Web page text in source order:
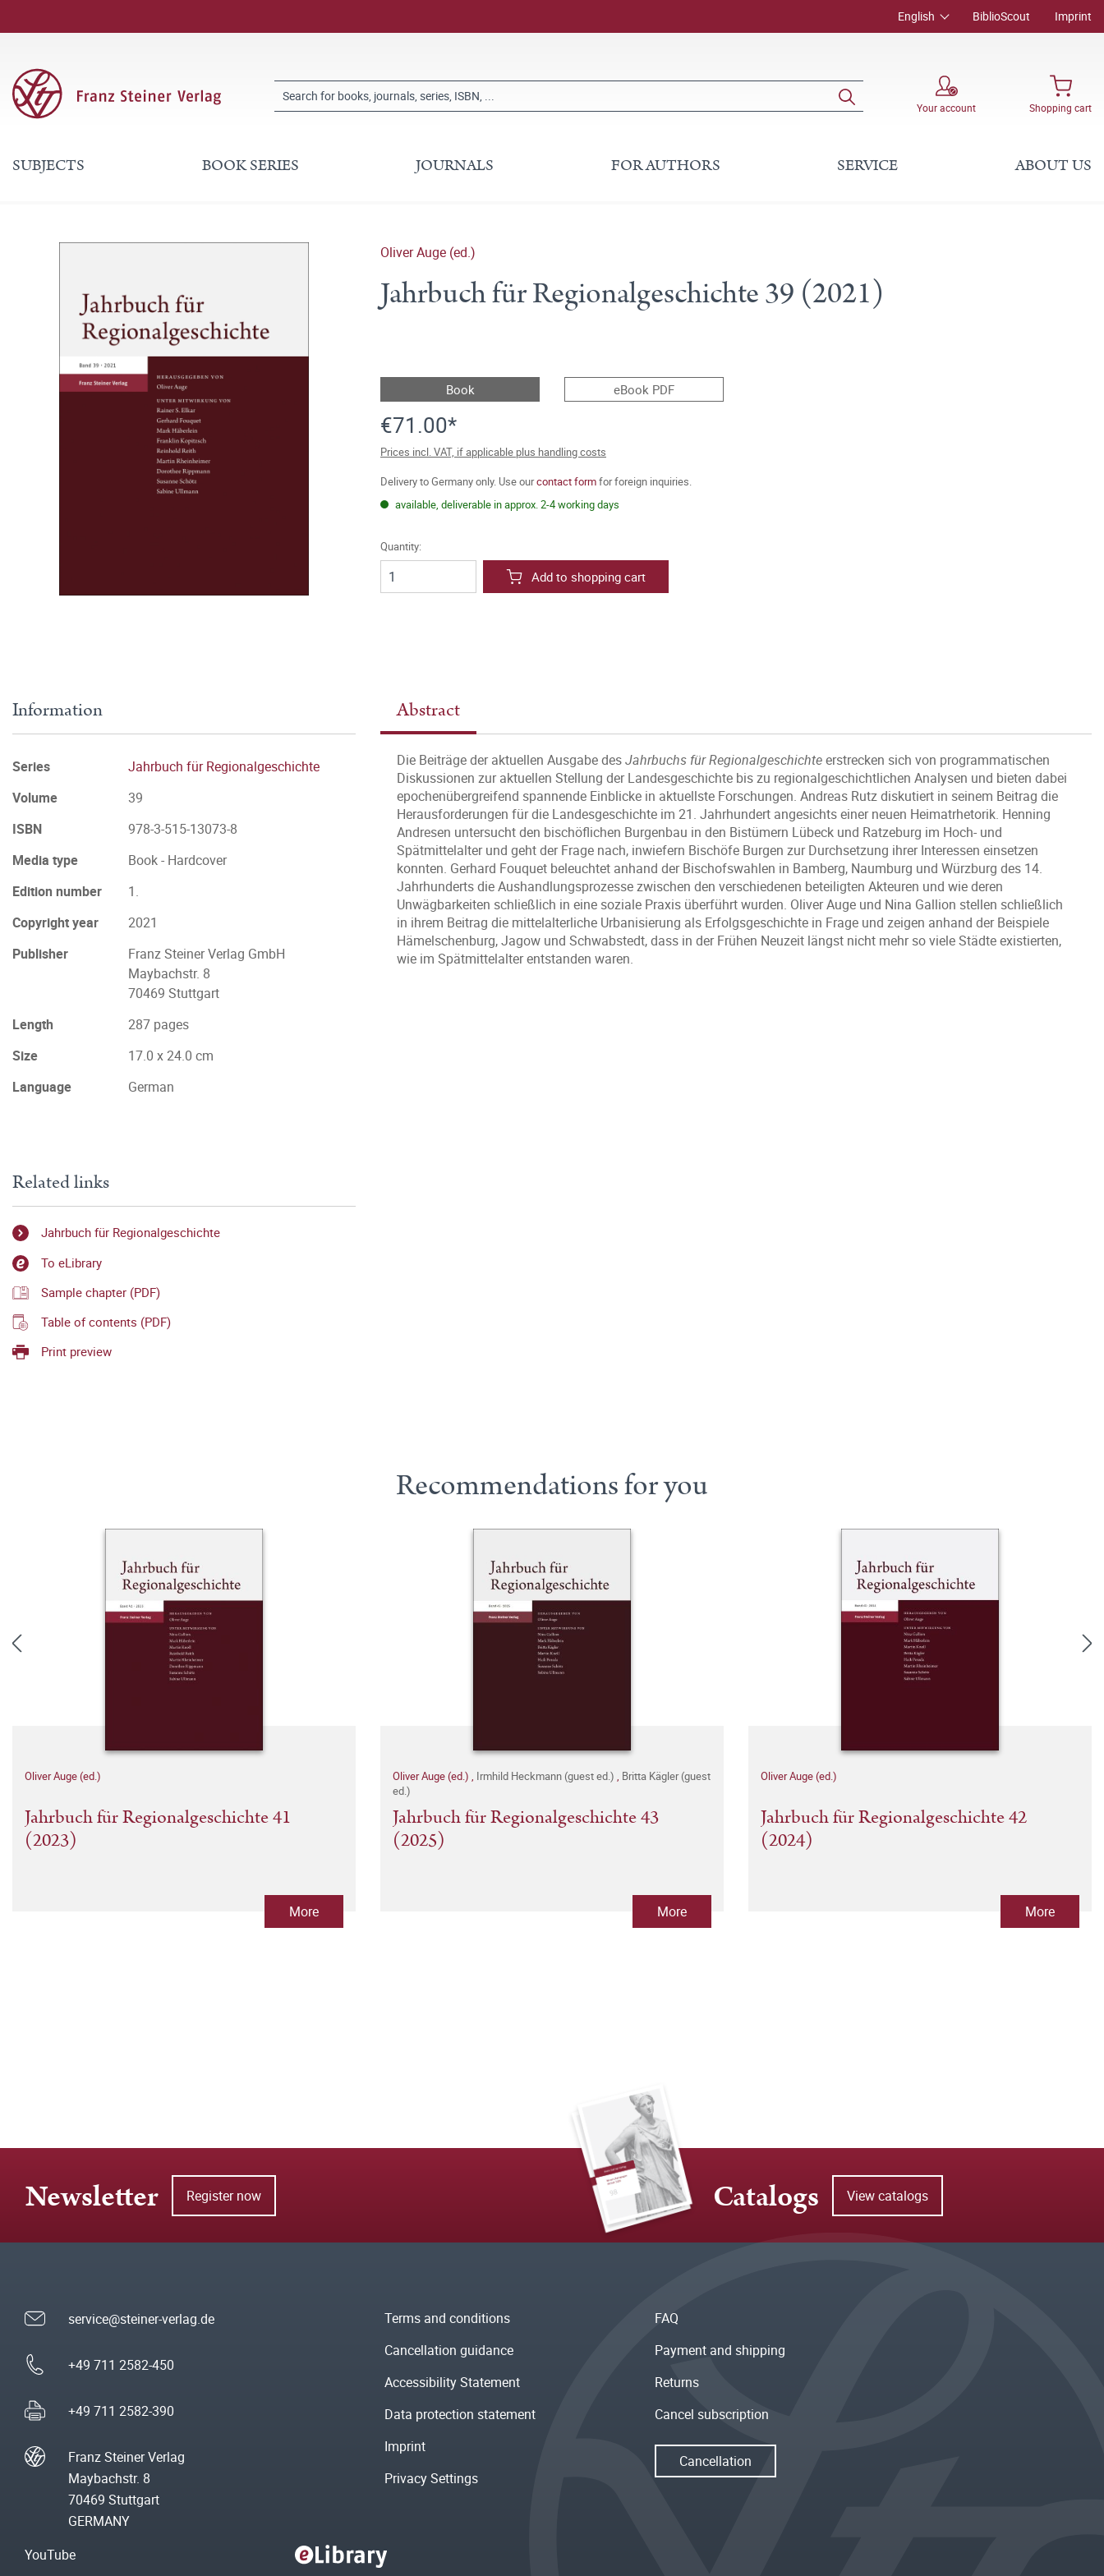
English BiblioScout Imprint
Your account Shopping cart
SUBJECTS BOOK SERIES JOURNALS FOR AUTHORS SERVICE ABOUT US
Oliver Auge (ed.)
Jahrbuch für Regionalgeschichte 39 (2021)
Book eBook PDF
€71.00*
Prices incl. VAT, if applicable plus handling costs
Delivery to Germany only. Use ourcontact formfor foreign inquiries.
available, deliverable in approx. 2-4 working days
Quantity:
Add to shopping cart
Abstract
Die Beiträge der aktuellen Ausgabe desJahrbuchs für Regionalgeschichteerstrecken sich von programmatischen
Diskussionen zur aktuellen Stellung der Landesgeschichte bis zu regionalgeschichtlichen Analysen und bieten dabei
epochenübergreifend spannende Einblicke in aktuellste Forschungen. Andreas Rutz diskutiert in seinem Beitrag die
Herausforderungen für die Landesgeschichte im 21. Jahrhundert angesichts einer neuen Heimatrhetorik. Henning
Andresen untersucht den bischöflichen Burgenbau in den Bistümern Lübeck und Ratzeburg im Hoch- und
Spätmittelalter und geht der Frage nach, inwiefern Bischöfe Burgen zur Durchsetzung ihrer Interessen einsetzen
konnten. Gerhard Fouquet beleuchtet anhand der Bischofswahlen in Bamberg, Naumburg und Würzburg des 14.
Jahrhunderts die Aushandlungsprozesse zwischen den verschiedenen beteiligten Akteuren und wie deren
Unwägbarkeiten schließlich in eine soziale Praxis überführt wurden. Oliver Auge und Nina Gallion stellen schließlich
in ihrem Beitrag die mittelalterliche Urbanisierung als Erfolgsgeschichte in Frage und zeigen anhand der Beispiele
Hämelschenburg, Jagow und Schwabstedt, dass in der Frühen Neuzeit längst nicht mehr so viele Städte existierten,
wie im Spätmittelalter entstanden waren.
Information
Series
Jahrbuch für Regionalgeschichte
Volume
39
ISBN
978-3-515-13073-8
Media type
Book - Hardcover
Edition number
1.
Copyright year
2021
Publisher
Franz Steiner Verlag GmbH
Maybachstr. 8
70469 Stuttgart
Length
287 pages
Size
17.0 x 24.0 cm
Language
German
Related links
Jahrbuch für Regionalgeschichte
To eLibrary
Sample chapter (PDF)
Table of contents (PDF)
Print preview
Recommendations for you
Oliver Auge (ed.)
Jahrbuch für Regionalgeschichte 41
(2023)
More
Oliver Auge (ed.) , Irmhild Heckmann (guest ed.) , Britta Kägler (guest
ed.)
Jahrbuch für Regionalgeschichte 43
(2025)
More
Oliver Auge (ed.)
Jahrbuch für Regionalgeschichte 42
(2024)
More
Newsletter Register now Catalogs View catalogs
service@steiner-verlag.de
+49 711 2582-450
+49 711 2582-390
Franz Steiner Verlag
Maybachstr. 8
70469 Stuttgart
GERMANY
Terms and conditions
Cancellation guidance
Accessibility Statement
Data protection statement
Imprint
Privacy Settings
FAQ
Payment and shipping
Returns
Cancel subscription
Cancellation
YouTube